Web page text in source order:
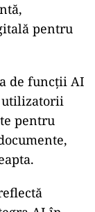
pentru
de funcții AI
utilizatorii
pentru